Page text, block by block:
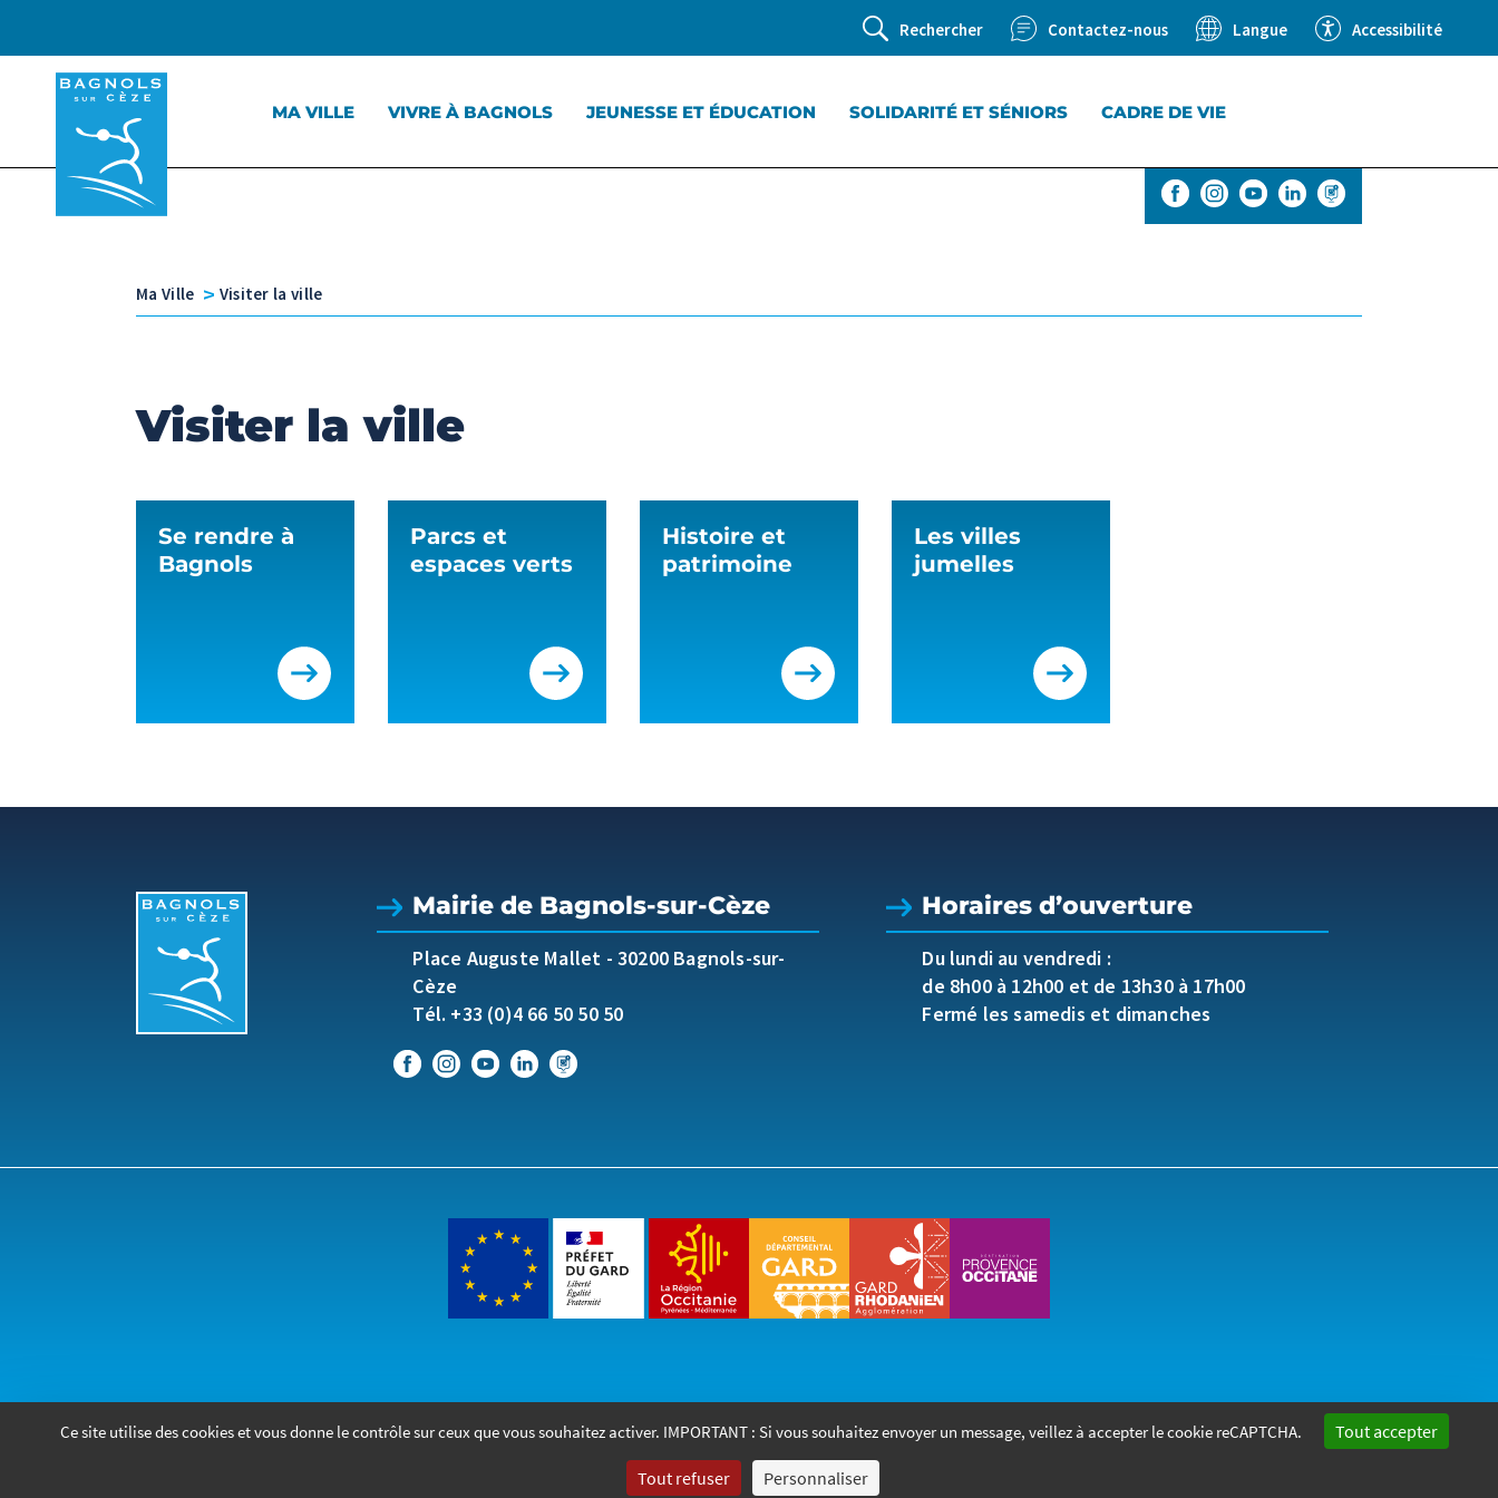
Ce site utilise des cookies et vous donne le contrôle sur ceux que vous souhaitez activer. IMPORTANT : Si vous souhaitez envoyer un message, veillez à accepter le cookie reCAPTCHA. Tout accepter
Tout refuser Personnaliser
Rechercher Contactez-nous Langue Accessibilité
MA VILLE VIVRE À BAGNOLS JEUNESSE ET ÉDUCATION SOLIDARITÉ ET SÉNIORS CADRE DE VIE
Ma Ville vVisiter la ville
Visiter la ville
Se rendre à
Bagnols
Parcs et
espaces verts
Histoire et
patrimoine
Les villes
jumelles
Mairie de Bagnols-sur-Cèze
Place Auguste Mallet - 30200 Bagnols-sur-
Cèze
Tél. +33 (0)4 66 50 50 50
Horaires d’ouverture
Du lundi au vendredi :
de 8h00 à 12h00 et de 13h30 à 17h00
Fermé les samedis et dimanches
Accueil Accessibilité